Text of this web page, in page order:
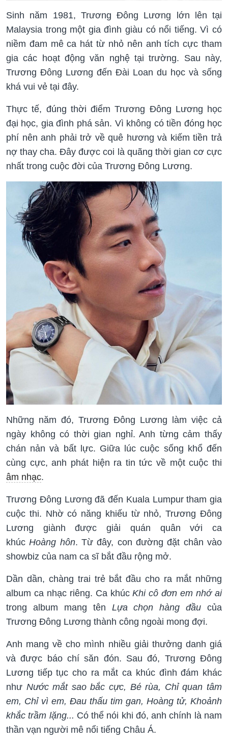
Sinh năm 1981, Trương Đông Lương lớn lên tại
Malaysia trong một gia đình giàu có nổi tiếng. Vì có
niềm đam mê ca hát từ nhỏ nên anh tích cực tham
gia các hoạt động văn nghệ tại trường. Sau này,
Trương Đông Lương đến Đài Loan du học và sống
khá vui vẻ tại đây.
Thực tế, đúng thời điểm Trương Đông Lương học
đại học, gia đình phá sản. Vì không có tiền đóng học
phí nên anh phải trở về quê hương và kiếm tiền trả
nợ thay cha. Đây được coi là quãng thời gian cơ cực
nhất trong cuộc đời của Trương Đông Lương.
Những năm đó, Trương Đông Lương làm việc cả
ngày không có thời gian nghỉ. Anh từng cảm thấy
chán nản và bất lực. Giữa lúc cuộc sống khổ đến
cùng cực, anh phát hiện ra tin tức về một cuộc thi
âm nhạc.
Trương Đông Lương đã đến Kuala Lumpur tham gia
cuộc thi. Nhờ có năng khiếu từ nhỏ, Trương Đông
Lương giành được giải quán quân với ca
khúcHoàng hôn. Từ đây, con đường đặt chân vào
showbiz của nam ca sĩ bắt đầu rộng mở.
Dần dần, chàng trai trẻ bắt đầu cho ra mắt những
album ca nhạc riêng. Ca khúcKhi cô đơn em nhớ ai
trong album mang tên Lựa chọn hàng đầu của
Trương Đông Lương thành công ngoài mong đợi.
Anh mang về cho mình nhiều giải thưởng danh giá
và được báo chí săn đón. Sau đó, Trương Đông
Lương tiếp tục cho ra mắt ca khúc đình đám khác
như Nước mắt sao bắc cực, Bé rùa, Chỉ quan tâm
em, Chỉ vì em, Đau thấu tim gan, Hoàng tử, Khoảnh
khắc trầm lặng... Có thể nói khi đó, anh chính là nam
thần vạn người mê nổi tiếng Châu Á.